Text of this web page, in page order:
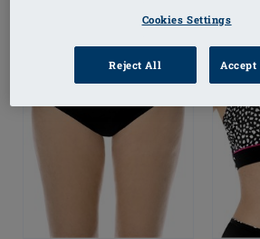
Cookies Settings
Reject All